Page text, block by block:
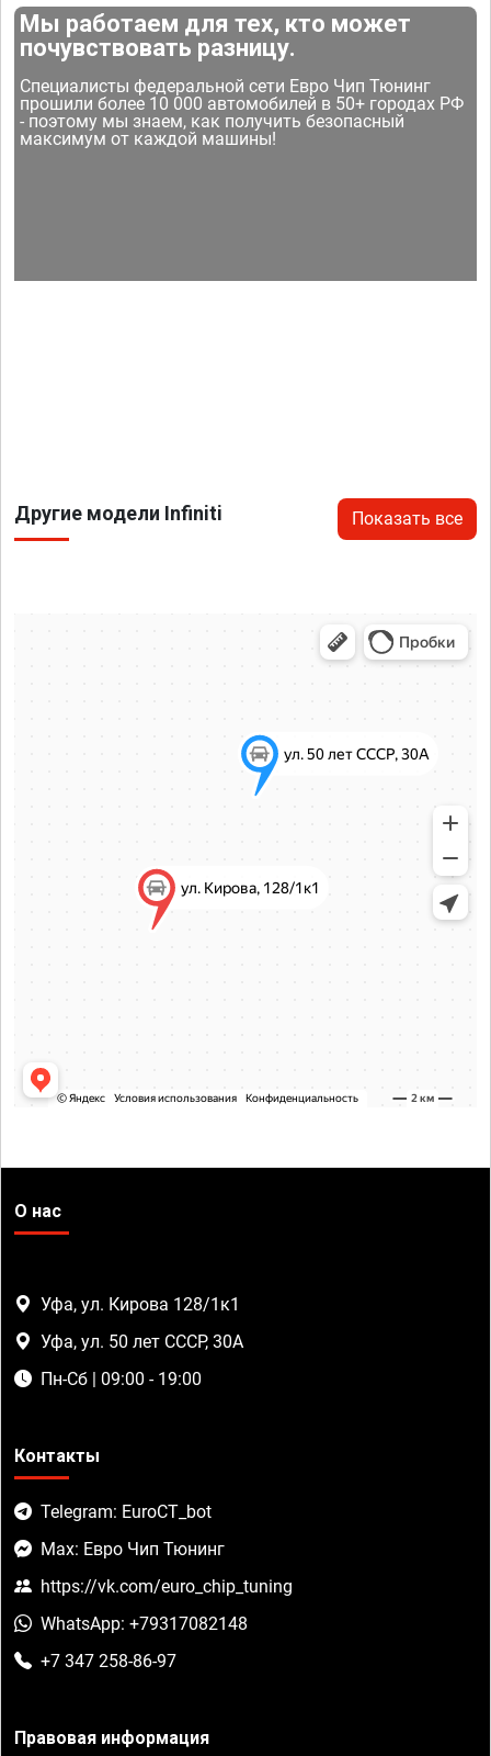
Мы работаем для тех, кто может
почувствовать разницу.
Специалисты федеральной сети Евро Чип Тюнинг
прошили более 10 000 автомобилей в 50+ городах РФ
- поэтому мы знаем, как получить безопасный
максимум от каждой машины!
Другие модели Infiniti Показать все
О нас
Уфа, ул. Кирова 128/1к1
Уфа, ул. 50 лет СССР, 30А
Пн-Сб | 09:00 - 19:00
Контакты
Telegram: EuroCT_bot
Max: Евро Чип Тюнинг
https://vk.com/euro_chip_tuning
WhatsApp: +79317082148
+7 347 258-86-97
Правовая информация